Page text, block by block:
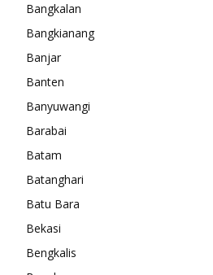
Bangkalan
Bangkianang
Banjar
Banten
Banyuwangi
Barabai
Batam
Batanghari
Batu Bara
Bekasi
Bengkalis